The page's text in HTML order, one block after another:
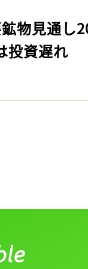
鉱物見通
投資遅れ